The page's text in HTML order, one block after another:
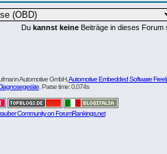
Du kannst keine Beiträge in dieses Forum
Automotive GmbH,Automotive Embedded Software
. Parse time: 0,074s